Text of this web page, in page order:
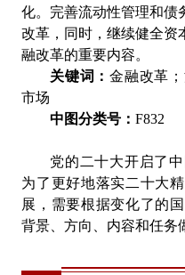
化。完善流动性管理和债
改革，同时，继续健全资
融改革的重要内容。
关键词：金融改革
市场
中图分类号：
党的二十大开启了
为了更好地落实二十大
展，需要根据变化了的
背景、方向、内容和任务